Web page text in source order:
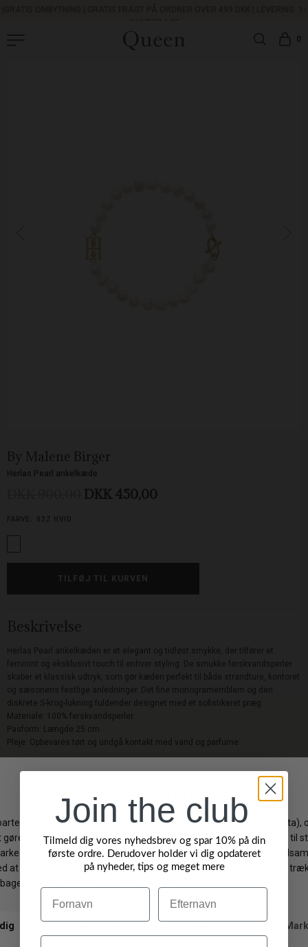
0
By Malene Birger
Herlas Pearl ankelkæde
DKK 450,00
FARVE: 03Z HVID
Beskrivelse
Herlas Pearl ankelkæden er et elegant og tidløst smykke, der tilfører et
feminint og eksklusivt touch til enhver styling. De smukke ferskvandsperler
skaber et klassisk udtryk, som gør kæden perfekt til både strandture, kontoret
og sæsonens festlige anledninger. Det fine monogramemblem og den
diskrete S-krog-lukning fuldender designet med et sofistikeret præg.
Materiale: 100% ferskvandsperler
Pasform: Længde 25 cm
Pleje: Opbevares tørt og undgå kontakt med vand og parfume
Gratis fragt på ordrer over 499 DKK
Gratis ombytning
Byt/Returner i vores butik
Vi anbefaler også
Join the club
Tilmeld dig vores nyhedsbrev og spar 10% på din
første ordre. Derudover holder vi dig opdateret
på nyheder, tips og meget mere
Navn Efternavn
Email